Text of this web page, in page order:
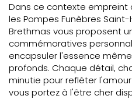
Dans ce contexte empreint
les Pompes Funèbres
Brethmas vous proposent
commémoratives
encapsuler l'essence
profonds. Chaque détail,
minutie pour refléter
vous portez à l'être cher